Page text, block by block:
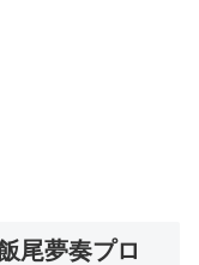
尾夢奏プロ